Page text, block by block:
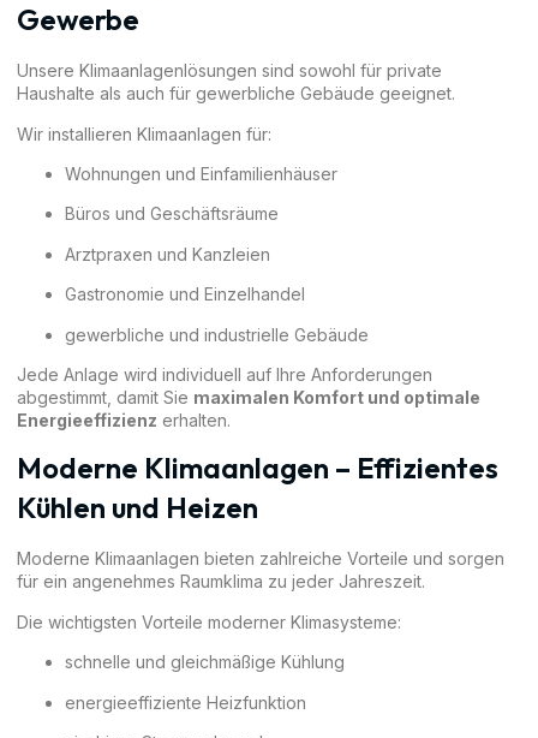
Gewerbe
Unsere Klimaanlagenlösungen sind sowohl für private
Haushalte als auch für gewerbliche Gebäude geeignet.
Wir installieren Klimaanlagen für:
Wohnungen und Einfamilienhäuser
Büros und Geschäftsräume
Arztpraxen und Kanzleien
Gastronomie und Einzelhandel
gewerbliche und industrielle Gebäude
Jede Anlage wird individuell auf Ihre Anforderungen
abgestimmt, damit Sie maximalen Komfort und optimale
Energieeffizienz erhalten.
Moderne Klimaanlagen – Effizientes
Kühlen und Heizen
Moderne Klimaanlagen bieten zahlreiche Vorteile und sorgen
für ein angenehmes Raumklima zu jeder Jahreszeit.
Die wichtigsten Vorteile moderner Klimasysteme:
schnelle und gleichmäßige Kühlung
energieeffiziente Heizfunktion